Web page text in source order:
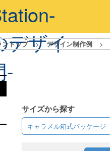
トップ > デザイン制作例 >
サイズから探す
キャラメル箱式パッケージ